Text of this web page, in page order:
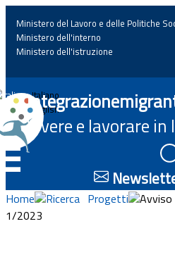
Home
News
Approfondimenti
Eventi
Ministero del Lavoro e delle Politiche
Ministero dell'interno
Ministero dell'istruzione
Italiano
English
Vivere e lavorare in
Home Ricerca Progetti
1/2023